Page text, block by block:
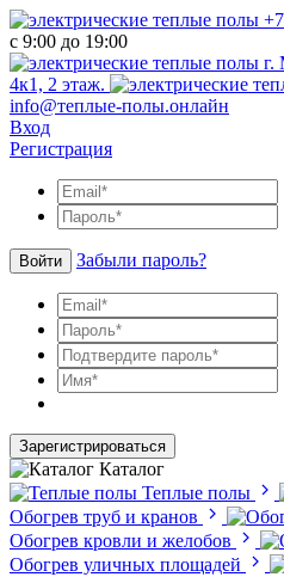
с 9:00 до 19:00
г.
4к1, 2 этаж.
info@теплые-полы.онлайн
Вход
Регистрация
Войти Забыли пароль?
Зарегистрироваться
Каталог
Теплые полы
Обогрев труб и кранов
Обогрев кровли и желобов
Обогрев уличных площадей